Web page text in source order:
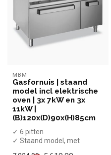
MBM
Gasfornuis | staand
model incl elektrische
oven | 3x 7kW en 3x
11kW |
(B)120x(D)90x(H)85cm
✓ 6 pitten
✓ Staand model, met